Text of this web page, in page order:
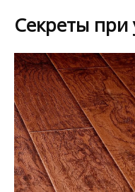
Секреты при